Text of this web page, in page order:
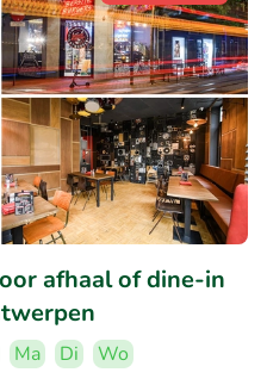
afhaal of dine-in
Ma Di
Wo